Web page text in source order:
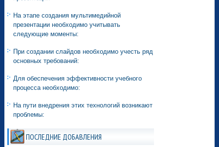
На этапе создания мультимедийной
презентации необходимо учитывать
следующие моменты:
При создании слайдов необходимо учесть ряд
основных требований:
Для обеспечения эффективности учебного
процесса необходимо:
На пути внедрения этих технологий возникают
проблемы:
ПОСЛЕДНИЕ ДОБАВЛЕНИЯ